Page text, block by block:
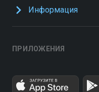
Информация
ПРИЛОЖЕНИЯ